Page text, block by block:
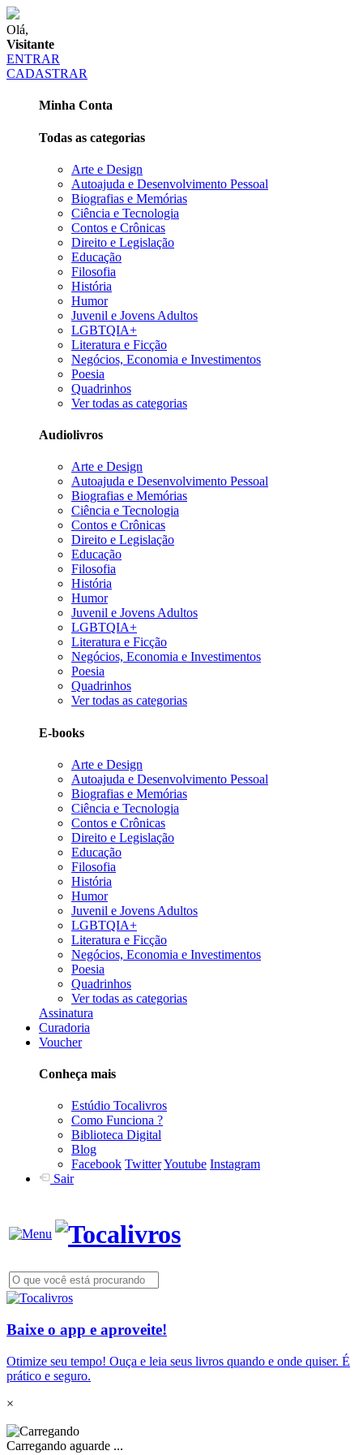
Olá,
Visitante
ENTRAR
CADASTRAR
Minha Conta
Todas as categorias
Arte e Design
Autoajuda e Desenvolvimento Pessoal
Biografias e Memórias
Ciência e Tecnologia
Contos e Crônicas
Direito e Legislação
Educação
Filosofia
História
Humor
Juvenil e Jovens Adultos
LGBTQIA+
Literatura e Ficção
Negócios, Economia e Investimentos
Poesia
Quadrinhos
Ver todas as categorias
Audiolivros
Arte e Design
Autoajuda e Desenvolvimento Pessoal
Biografias e Memórias
Ciência e Tecnologia
Contos e Crônicas
Direito e Legislação
Educação
Filosofia
História
Humor
Juvenil e Jovens Adultos
LGBTQIA+
Literatura e Ficção
Negócios, Economia e Investimentos
Poesia
Quadrinhos
Ver todas as categorias
E-books
Arte e Design
Autoajuda e Desenvolvimento Pessoal
Biografias e Memórias
Ciência e Tecnologia
Contos e Crônicas
Direito e Legislação
Educação
Filosofia
História
Humor
Juvenil e Jovens Adultos
LGBTQIA+
Literatura e Ficção
Negócios, Economia e Investimentos
Poesia
Quadrinhos
Ver todas as categorias
Assinatura
Curadoria
Voucher
Conheça mais
Estúdio Tocalivros
Como Funciona ?
Biblioteca Digital
Blog
Facebook TwitterYoutube Instagram
Sair
Baixe o app e aproveite!
Otimize seu tempo! Ouça e leia seus livros quando e onde quiser. É
prático e seguro.
×
Carregando aguarde ...